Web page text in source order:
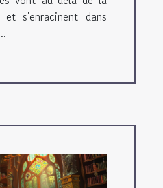
s'enracinent dans